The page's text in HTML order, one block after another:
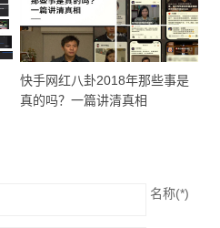
快手网红八卦2018年那些事是
真的吗？一篇讲清真相
名称(*)